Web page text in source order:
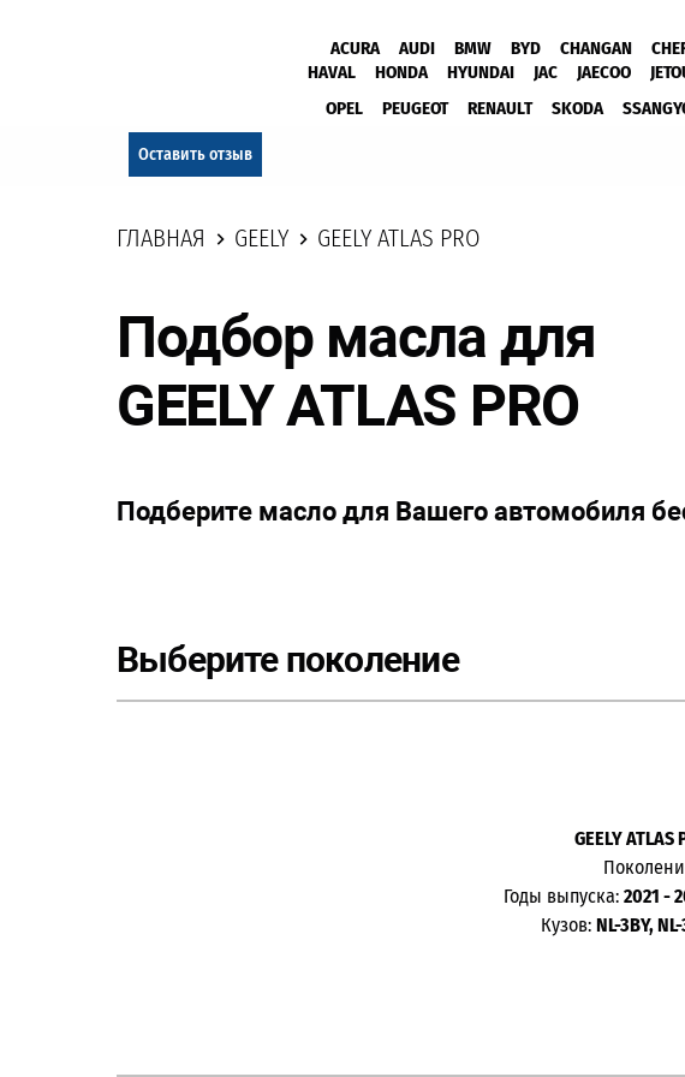
ACURA AUDI BMW BYD CHANGAN
HAVAL
HONDA HYUNDAI JAC JAECOO
OPEL
PEUGEOT RENAULT SKODA
Оставить отзыв
ГЛАВНАЯ GEELY GEELY ATLAS PRO
Подбор масла для
GEELY ATLAS PRO
Подберите масло для Вашего автомобиля
Выберите поколение
GEELY ATLAS
Годы выпуска: 2021 -
Кузов: NL-3BY,